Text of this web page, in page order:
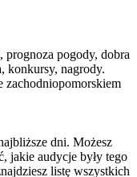
pogody, dobra
konkursy, nagrody.
zachodniopomorskiem
dni. Możesz
jakie audycje były tego
listę wszystkich